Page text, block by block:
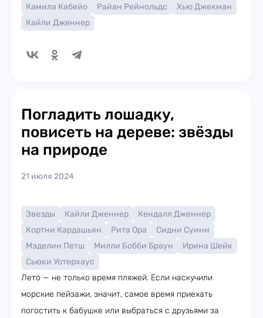
Камила Кабейо
Райан Рейнольдс
Хью Джекман
Кайли Дженнер
Погладить лошадку,
повисеть на дереве: звёзды
на природе
21 июля 2024
Звезды Кайли Дженнер
Кендалл Дженнер
Кортни Кардашьян
Рита Ора
Сидни Суини
Мэделин Петш
Милли Бобби Браун
Ирина Шейк
Сьюки Уотерхаус
Лето — не только время пляжей. Если наскучили
морские пейзажи, значит, самое время приехать
погостить к бабушке или выбраться с друзьями за